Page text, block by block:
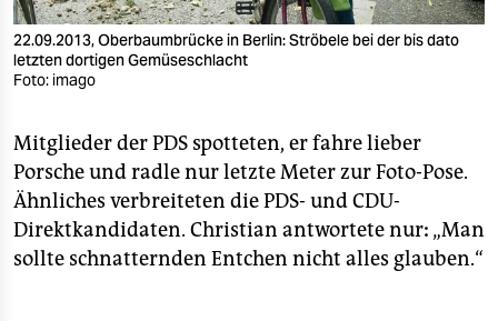
22.09.2013, Oberbaumbrücke in Berlin: Ströbele bei der bis dato
letzten dortigen Gemüseschlacht
Foto: imago
Mitglieder der PDS spotteten, er fahre lieber
Porsche und radle nur letzte Meter zur Foto-Pose.
Ähnliches verbreiteten die PDS- und CDU-
Direktkandidaten. Christian antwortete nur: „Man
sollte schnatternden Entchen nicht alles glauben.“